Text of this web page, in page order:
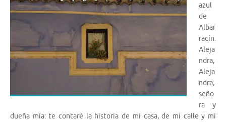
azul
de
Albar
racín.
Aleja
ndra,
Aleja
ndra,
seño
ra y
dueña mía: te contaré la historia de mi casa, de mi calle y mi